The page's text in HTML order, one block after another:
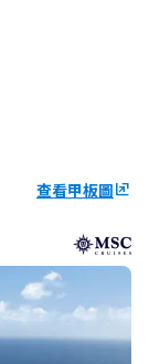
查看甲板圖ungroup